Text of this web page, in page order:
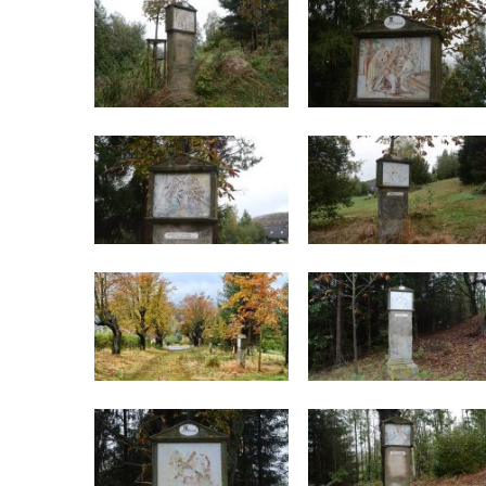
Kamenickém Šenově
Skalní kaple Božího hrobu Křížové cesty v
Kamenickém Šenově
Křížová cesta ke svobodě – Jáchymov
Křížová cesta Liběchov
Křížová cesta Sedmibolestné Panny Marie
v Jestřebí
Křížová cesta Kamenický Šenov
Bratrský oltář u České Kamenice
Křížová cesta Horní Maxov (Slovanka)
Poutní místo Ostré (křížová cesta)
Kaple na Křížové Hoře a křížová cesta v
Křížová cesta ve Cvikově (Na Kalvárii)
Křížová cesta v Kadani